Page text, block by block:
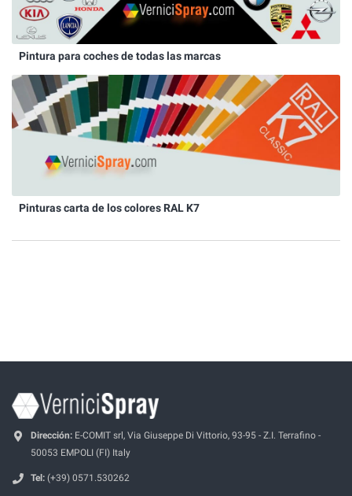
Pintura para coches de todas las marcas
Pinturas carta de los colores RAL K7
Dirección: E-COMIT srl, Via Giuseppe Di Vittorio, 93-95 - Z.I. Terrafino -
50053 EMPOLI (FI) Italy
Tel: (+39) 0571.530262